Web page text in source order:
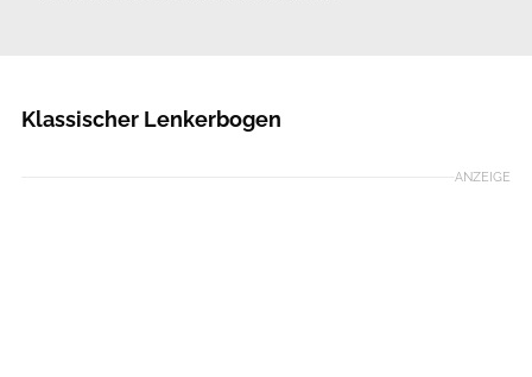
Klassischer Lenkerbogen
ANZEIGE